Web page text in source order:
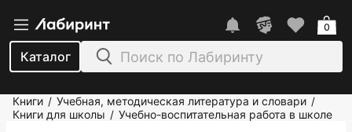
Каталог
0
Книги / Учебная, методическая литература и словари /
Книги для школы / Учебно-воспитательная работа в школе